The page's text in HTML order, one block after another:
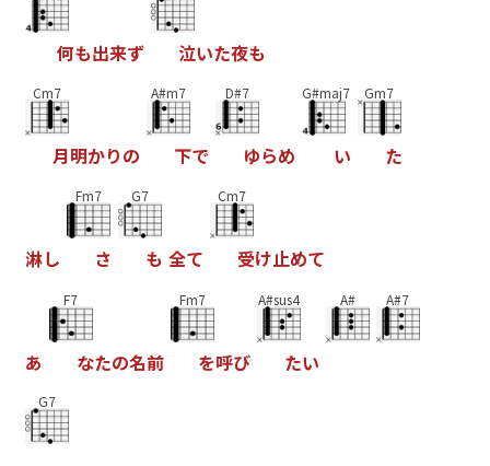
何も出来ず 泣いた夜も
Cm7
月明かりの
A#m7
下で
D#7
ゆらめ
G#maj7
い
Gm7
た
淋し
Fm7
さ
G7
も 全て
Cm7
受け止めて
あ
F7
なたの名前
Fm7
を呼び
A#sus4
たい
A# A#7
G7